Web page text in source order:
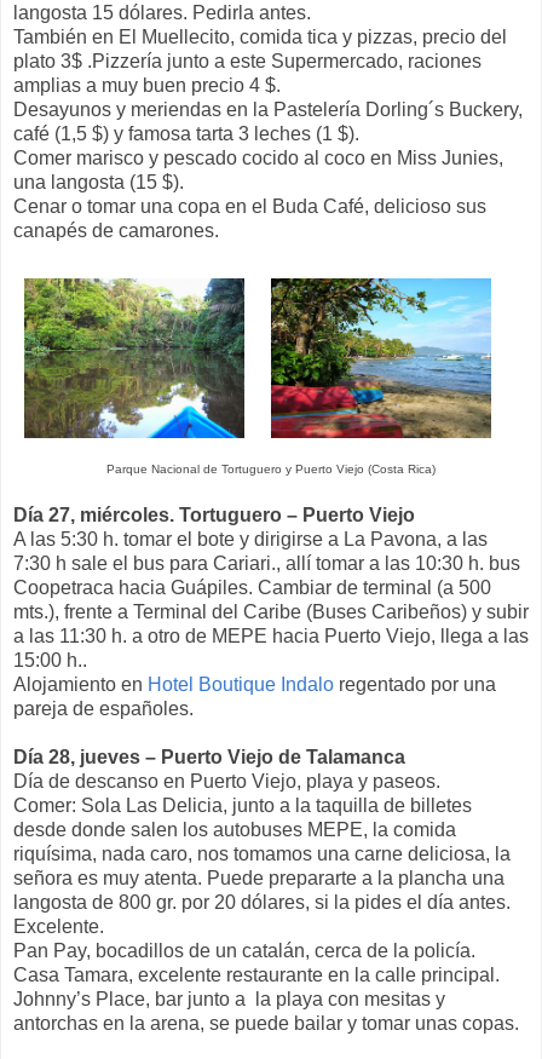
langosta 15 dólares. Pedirla antes.
También en El Muellecito, comida tica y pizzas, precio del
plato 3$ .Pizzería junto a este Supermercado, raciones
amplias a muy buen precio 4 $.
Desayunos y meriendas en la Pastelería Dorling´s Buckery,
café (1,5 $) y famosa tarta 3 leches (1 $).
Comer marisco y pescado cocido al coco en Miss Junies,
una langosta (15 $).
Cenar o tomar una copa en el Buda Café, delicioso sus
canapés de camarones.
Parque Nacional de Tortuguero y Puerto Viejo (Costa Rica)
Día 27, miércoles. Tortuguero – Puerto Viejo
A las 5:30 h. tomar el bote y dirigirse a La Pavona, a las
7:30 h sale el bus para Cariari., allí tomar a las 10:30 h. bus
Coopetraca hacia Guápiles. Cambiar de terminal (a 500
mts.), frente a Terminal del Caribe (Buses Caribeños) y subir
a las 11:30 h. a otro de MEPE hacia Puerto Viejo, llega a las
15:00 h..
Alojamiento en Hotel Boutique Indalo regentado por una
pareja de españoles.
Día 28, jueves – Puerto Viejo de Talamanca
Día de descanso en Puerto Viejo, playa y paseos.
Comer: Sola Las Delicia, junto a la taquilla de billetes
desde donde salen los autobuses MEPE, la comida
riquísima, nada caro, nos tomamos una carne deliciosa, la
señora es muy atenta. Puede prepararte a la plancha una
langosta de 800 gr. por 20 dólares, si la pides el día antes.
Excelente.
Pan Pay, bocadillos de un catalán, cerca de la policía.
Casa Tamara, excelente restaurante en la calle principal.
Johnny’s Place, bar junto a la playa con mesitas y
antorchas en la arena, se puede bailar y tomar unas copas.